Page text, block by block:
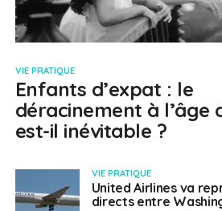
VIE PRATIQUE
Enfants d’expat : le
déracinement à l’âge
est-il inévitable ?
VIE PRATIQUE
United Airlines va
directs entre